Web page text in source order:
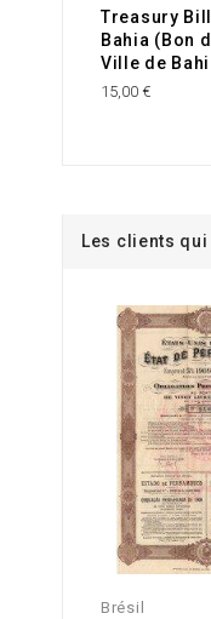
Treasury
Bahia (Bon
Ville de
15,00 €
Les clients
Brésil